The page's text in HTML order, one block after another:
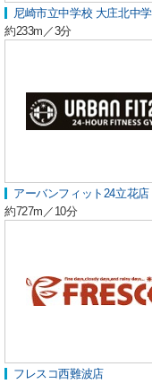
尼崎市立中学校 大庄北中
約233m／3分
アーバンフィット24立花店
約727m／10分
フレスコ西難波店